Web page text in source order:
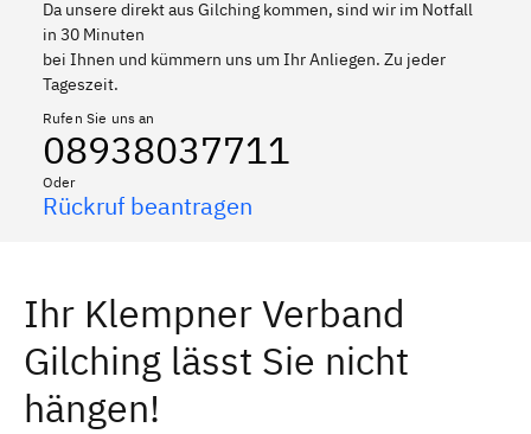
Da unsere direkt aus Gilching kommen, sind wir im Notfall
in 30 Minuten
bei Ihnen und kümmern uns um Ihr Anliegen. Zu jeder
Tageszeit.
Rufen Sie uns an
08938037711
Oder
Rückruf beantragen
Ihr Klempner Verband
Gilching lässt Sie nicht
hängen!